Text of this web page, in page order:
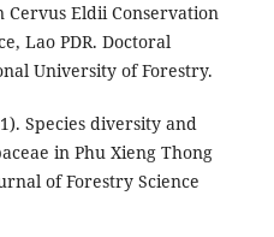
Eldii Conservation
Lao PDR. Doctoral
University of Forestry.
Species diversity and
in Phu Xieng Thong
of Forestry Science